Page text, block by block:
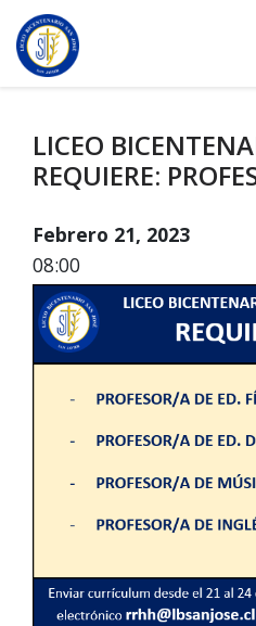
LICEO
REQUIERE:
Febrero 21, 2023
08:00